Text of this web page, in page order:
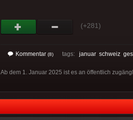
(+281)
Kommentar (8) tags: januar schweiz
Ab dem 1. Januar 2025 ist es an öffentlich